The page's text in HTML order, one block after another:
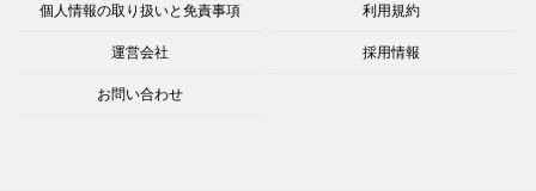
個人情報の取り扱いと免責事項 利用規約
運営会社 採用情報
お問い合わせ